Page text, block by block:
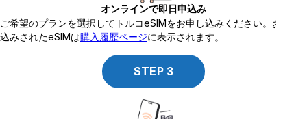
オンラインで即日申込み
ご希望のプランを選択してトルコeSIMをお申し込みください。お申し
込みされたeSIMは購入履歴ページに表示されます。
STEP 3